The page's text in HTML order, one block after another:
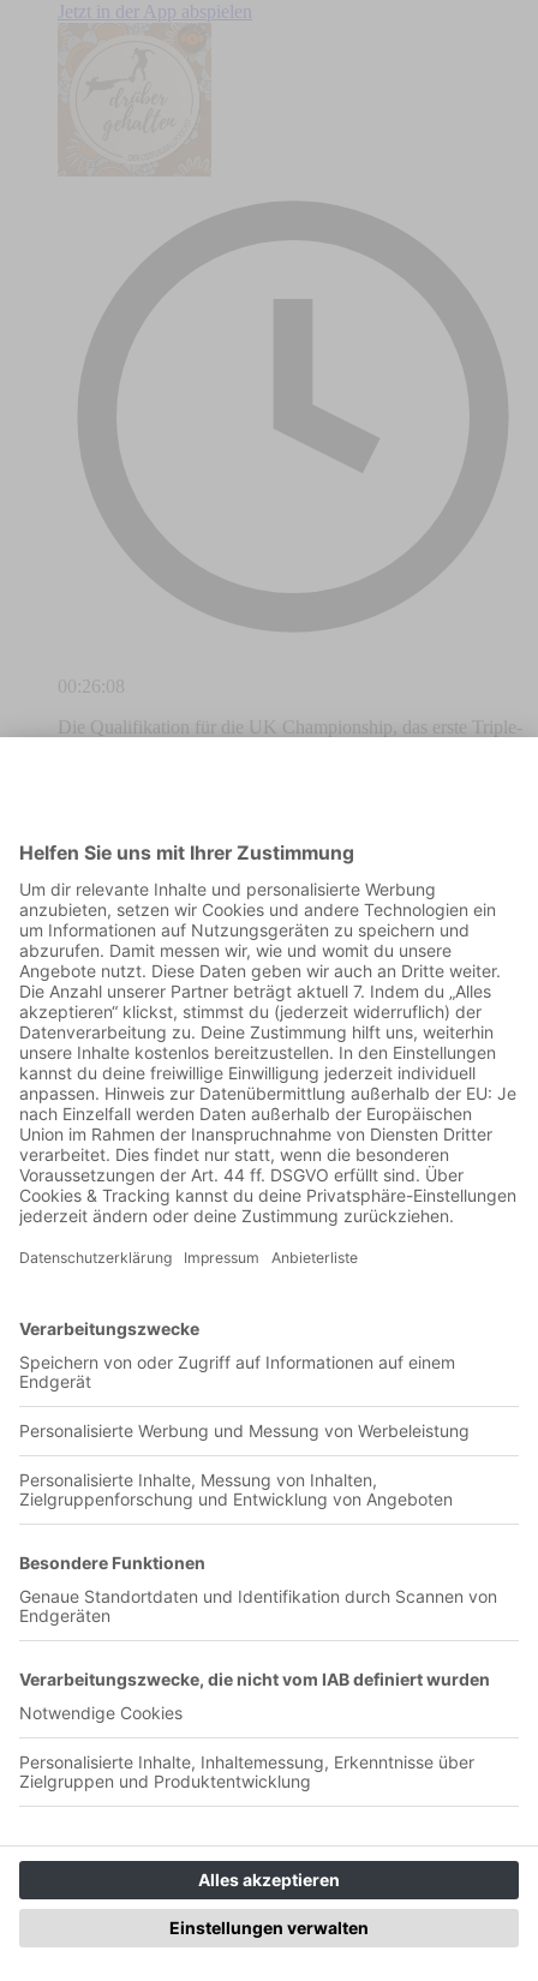
Jetzt in der App abspielen
00:26:08
Die Qualifikation für die UK Championship, das erste Triple-
und Chris sprechen aber nicht nur über das Turnier in
England, sondern auch über die Deutschen Meisterschaften
am vergangenen Wochenende in Bad Wildungen.Dieser
Podcast wird vermarktet von der
Podcastbude.www.podcastbu.de - Full-Service-Podcast-
Agentur - Konzeption, Produktion, Vermarktung, Distribution
und Hosting.Du möchtest deinen Podcast auch kostenlos
hosten und damit Geld verdienen?Dann schaue auf
www.kostenlos-hosten.de und informiere dich.Dort erhältst
du alle Informationen zu unseren kostenlosen Podcast-
Hosting-Angeboten. kostenlos-hosten.de ist ein Produkt der
Podcastbude.
BVB gewinnt auch zweiten Test |
Wechselkandidaten wieder nicht
dabei
Jetzt in der App abspielen